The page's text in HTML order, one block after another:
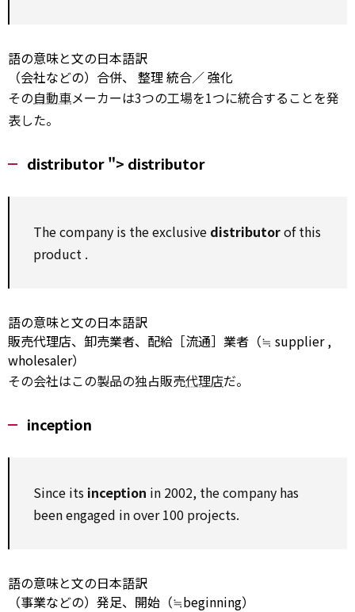
語の意味と文の日本語訳
（会社などの）合併、 整理統合／強化
その自動車メーカーは3つの工場を1つに統合することを発
表した。
distributor "> distributor
The company is theexclusive distributorof this
product .
語の意味と文の日本語訳
販売代理店、卸売業者、配給［流通］業者（≒ supplier,
wholesaler）
その会社はこの製品の独占販売代理店だ。
inception
Since its inception in 2002, the company has
been engaged inover100 projects.
語の意味と文の日本語訳
（事業などの）発足、開始（≒beginning）